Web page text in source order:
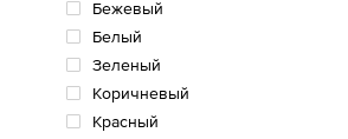
Бежевый
Белый
Зеленый
Коричневый
Красный